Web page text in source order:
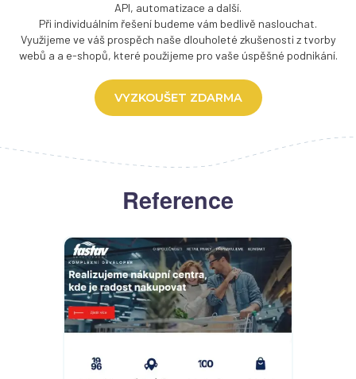
API, automatizace a další.
Při individuálním řešení budeme vám bedlivě naslouchat.
Využijeme ve váš prospěch naše dlouholeté zkušenosti z tvorby
webů a a e-shopů, které použijeme pro vaše úspěšné podnikání.
VYZKOUŠET ZDARMA
Reference